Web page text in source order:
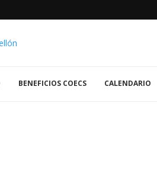
BENEFICIOS COECS CALENDARIO